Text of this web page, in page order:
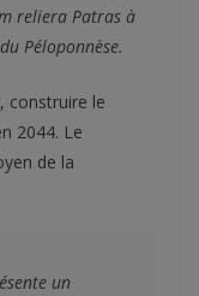
reliera Patras à
Péloponnèse.
construire le
2044. Le
de la
un